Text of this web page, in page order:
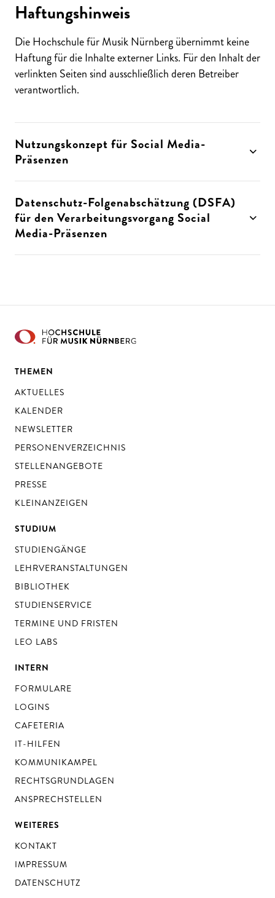
Haftungshinweis
Die Hochschule für Musik Nürnberg übernimmt keine
Haftung für die Inhalte externer Links. Für den Inhalt der
verlinkten Seiten sind ausschließlich deren Betreiber
verantwortlich.
Nutzungskonzept für Social Media-
Präsenzen
Datenschutz-Folgenabschätzung (DSFA)
für den Verarbeitungsvorgang Social
Media-Präsenzen
THEMEN
AKTUELLES
KALENDER
NEWSLETTER
PERSONENVERZEICHNIS
STELLENANGEBOTE
PRESSE
KLEINANZEIGEN
STUDIUM
STUDIENGÄNGE
LEHRVERANSTALTUNGEN
BIBLIOTHEK
STUDIENSERVICE
TERMINE UND FRISTEN
LEO LABS
INTERN
FORMULARE
LOGINS
CAFETERIA
IT-HILFEN
KOMMUNIKAMPEL
RECHTSGRUNDLAGEN
ANSPRECHSTELLEN
WEITERES
KONTAKT
IMPRESSUM
DATENSCHUTZ